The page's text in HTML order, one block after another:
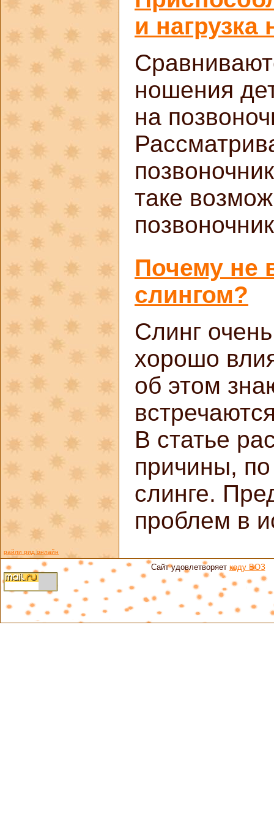
райли рид онлайн
и нагрузка
ношения
на
таке
Почему не
слингом?
Слинг
хорошо
об этом
В статье
причины,
слинге.
проблем в
Сайт удовлетворяет коду ВОЗ